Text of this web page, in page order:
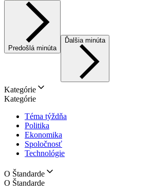
Predošlá minúta
Ďalšia minúta
Kategórie
Kategórie
Téma týždňa
Politika
Ekonomika
Spoločnosť
Technológie
O Štandarde
O Štandarde